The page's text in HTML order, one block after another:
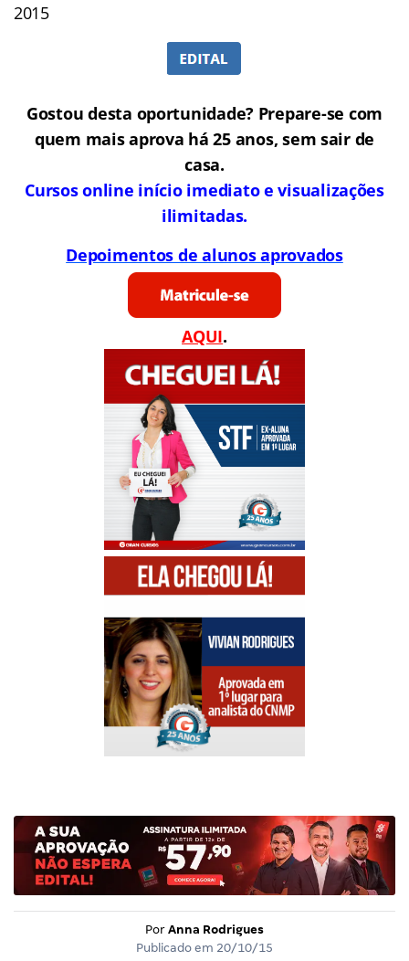
2015
Gostou desta oportunidade? Prepare-se com
quem mais aprova há 25 anos, sem sair de
casa.
Cursos online início imediato e visualizações
ilimitadas.
Depoimentos de alunos aprovados
AQUI.
Por Anna Rodrigues
Publicado em 20/10/15